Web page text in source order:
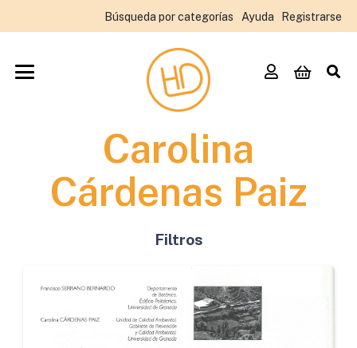
Búsqueda por categorías Ayuda Registrarse
Carolina
Cárdenas Paiz
Filtros